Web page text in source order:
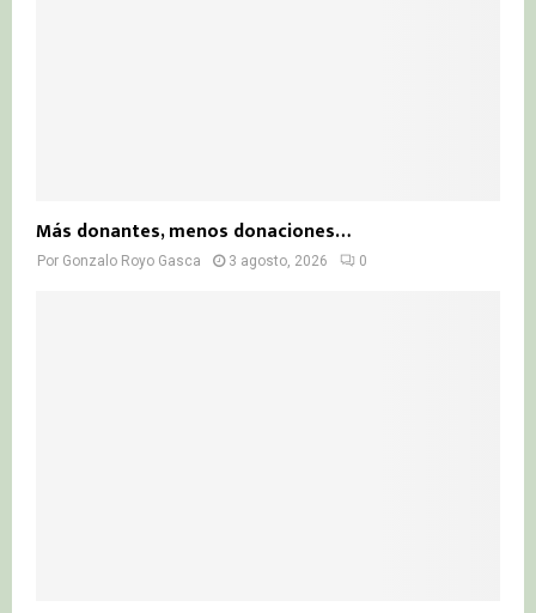
Más donantes, menos donaciones…
Por Gonzalo Royo Gasca 3 agosto, 2026 0